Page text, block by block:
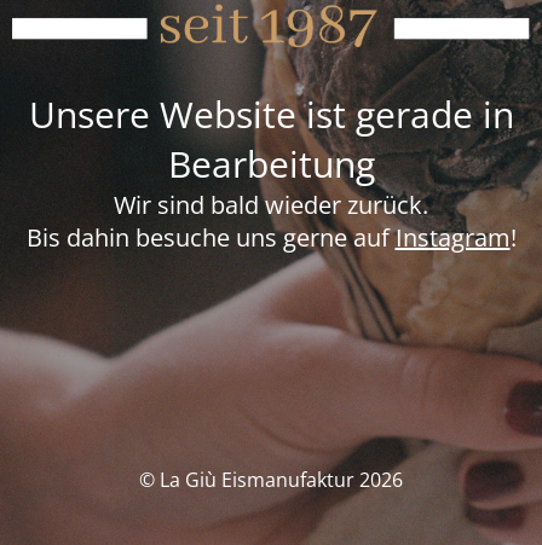
Unsere Website ist gerade in
Bearbeitung
Wir sind bald wieder zurück.
Bis dahin besuche uns gerne aufInstagram!
© La Giù Eismanufaktur 2026